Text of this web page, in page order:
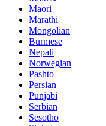
Maori
Marathi
Mongolian
Burmese
Nepali
Norwegian
Pashto
Persian
Punjabi
Serbian
Sesotho